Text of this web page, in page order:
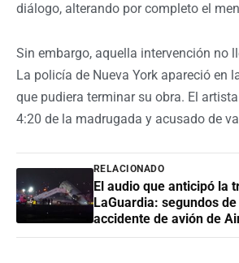
diálogo, alterando por completo el
Sin embargo, aquella intervención no
La policía de Nueva York apareció en
que pudiera terminar su obra. El
4:20 de la madrugada y acusado de
RELACIONADO
El audio que anticipó la
LaGuardia: segundos
accidente de avión de